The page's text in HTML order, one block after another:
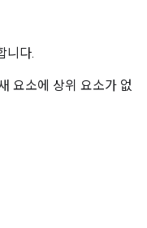
니다.
요소에 상위 요소가 없